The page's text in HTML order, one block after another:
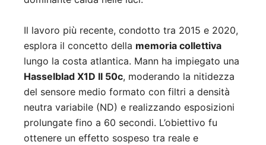
Il lavoro più recente, condotto tra 2015 e 2020,
esplora il concetto della memoria collettiva
lungo la costa atlantica. Mann ha impiegato una
Hasselblad X1D II 50c, moderando la nitidezza
del sensore medio formato con filtri a densità
neutra variabile (ND) e realizzando esposizioni
prolungate fino a 60 secondi. L’obiettivo fu
ottenere un effetto sospeso tra reale e